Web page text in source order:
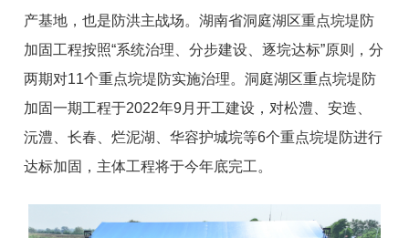
产基地，也是防洪主战场。湖南省洞庭湖区重点垸堤防
加固工程按照“系统治理、分步建设、逐垸达标”原则，分
两期对11个重点垸堤防实施治理。洞庭湖区重点垸堤防
加固一期工程于2022年9月开工建设，对松澧、安造、
沅澧、长春、烂泥湖、华容护城垸等6个重点垸堤防进行
达标加固，主体工程将于今年底完工。